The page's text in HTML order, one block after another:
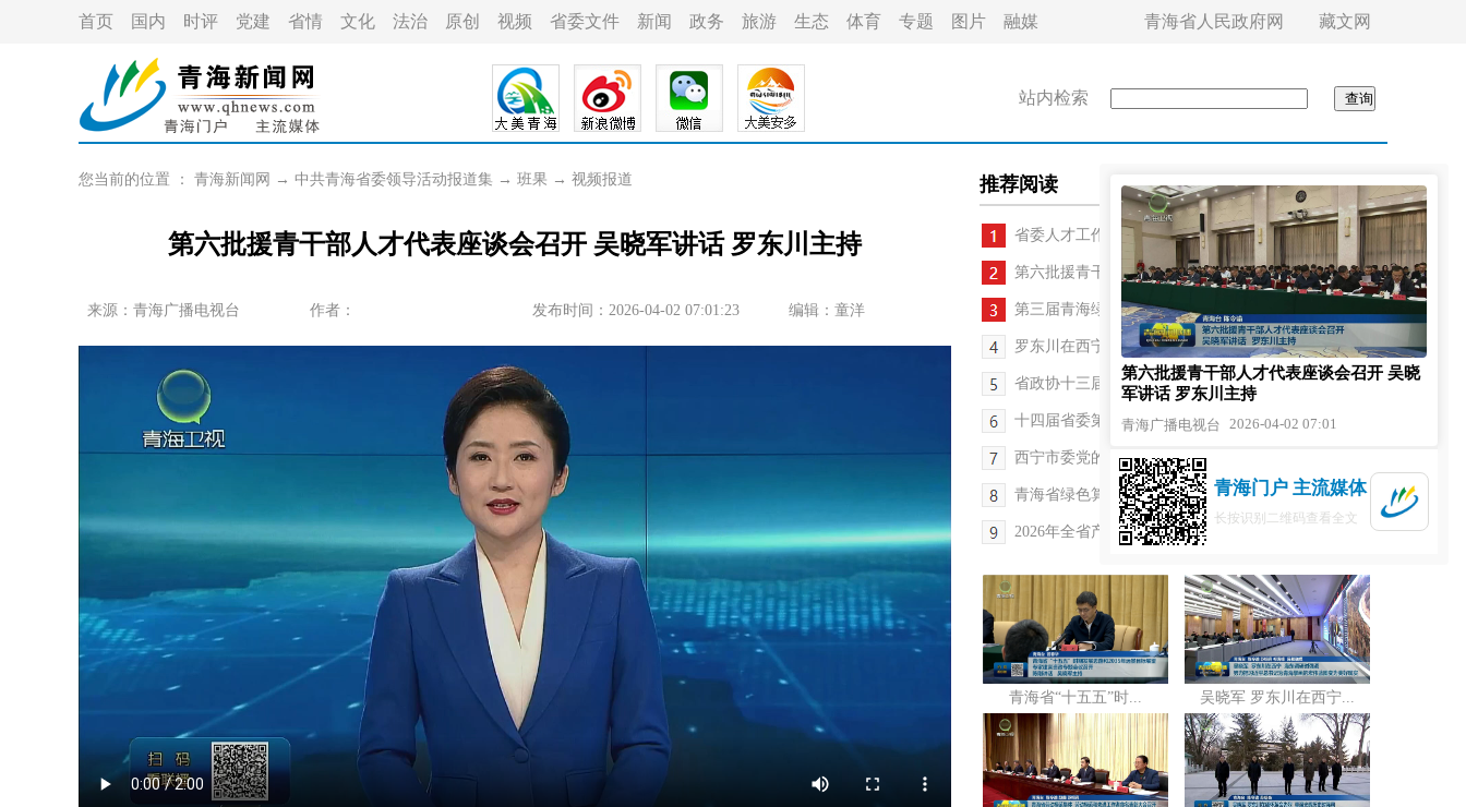
首页 国内 时评 党建 省情 文化 法治 原创 视频 省委文件 新闻 政务 旅游 生态 体育 专题 图片 融媒 青海省人民政府网 藏文网
站内检索
您当前的位置 ： 青海新闻网 → 中共青海省委领导活动报道集 → 班果 → 视频报道
第六批援青干部人才代表座谈会召开 吴晓军讲话 罗东川主持
来源：青海广播电视台 作者： 发布时间：2026-04-02 07:01:23 编辑：童洋
推荐阅读
省委人才工作领导小组全体会议召开
第六批援青干部人才代表座谈会召开
第三届青海绿色算力产业发展推介会在京举行
罗东川在西宁市调研督导重点项目建设情况
省政协十三届二十次常委会议召开
十四届省委第十轮巡视动员部署会议召开
西宁市委党的建设工作领导小组会议召开
青海省绿色算力产业专家咨询委员会举行会议
2026年全省产业工人队伍建设改革联席会议召开
青海省“十五五”时... 吴晓军 罗东川在西宁...
第六批援青干部人才代表座谈会召开 吴晓
军讲话 罗东川主持
青海广播电视台 2026-04-02 07:01
青海门户 主流媒体
长按识别二维码查看全文